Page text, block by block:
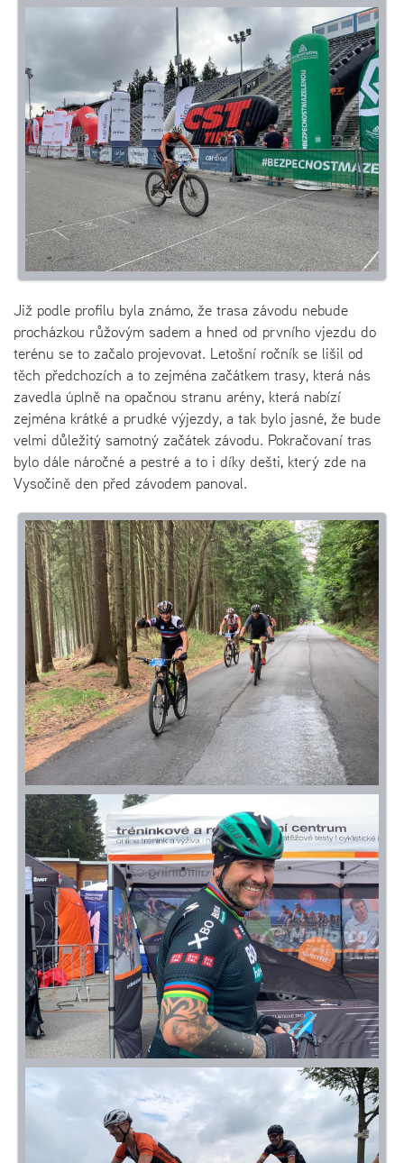
Již podle profilu byla známo, že trasa závodu nebude
procházkou růžovým sadem a hned od prvního vjezdu do
terénu se to začalo projevovat. Letošní ročník se lišil od
těch předchozích a to zejména začátkem trasy, která nás
zavedla úplně na opačnou stranu arény, která nabízí
zejména krátké a prudké výjezdy, a tak bylo jasné, že bude
velmi důležitý samotný začátek závodu. Pokračovaní tras
bylo dále náročné a pestré a to i díky dešti, který zde na
Vysočině den před závodem panoval.